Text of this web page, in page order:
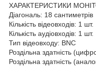
ХАРАКТЕРИСТИКИ
Діагональ: 18 сантиметрів
Кількість відеовходів: 1 шт.
Кількість аудіовходів: 1 шт.
Тип відеовходу: BNC
Роздільна здатність
Роздільна здатність